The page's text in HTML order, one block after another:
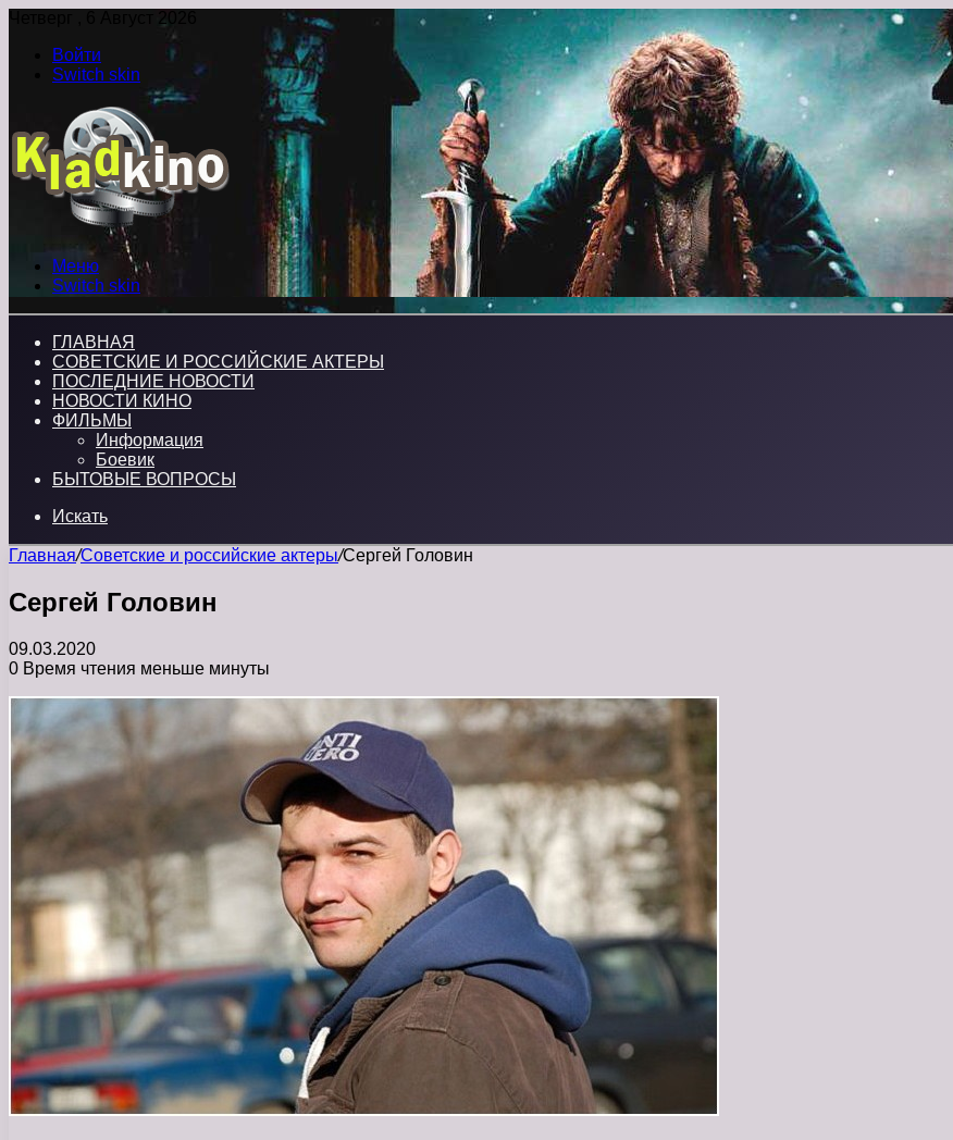
Четверг , 6 Август 2026
Войти
Switch skin
Меню
Switch skin
ГЛАВНАЯ
СОВЕТСКИЕ И РОССИЙСКИЕ АКТЕРЫ
ПОСЛЕДНИЕ НОВОСТИ
НОВОСТИ КИНО
ФИЛЬМЫ
Информация
Боевик
БЫТОВЫЕ ВОПРОСЫ
Искать
Главная/Советские и российские актеры/Сергей Головин
Сергей Головин
09.03.2020
0 Время чтения меньше минуты